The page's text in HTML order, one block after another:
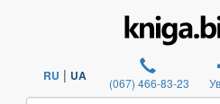
RU | UA (067) 466-83-23